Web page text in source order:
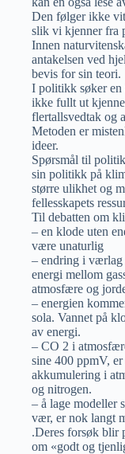
Den følger ikke
slik vi kjenner fra
Innen
antakelsen ved
bevis for sin teori.
I politikk søker en
ikke fullt ut
flertallsvedtak og
Metoden er
ideer.
Spørsmål til
sin politikk på
større ulikhet og
fellesskapets
Til debatten om
– en klode uten
være unaturlig
– endring i værlag
energi mellom
atmosfære og
– energien
sola. Vannet på
av energi.
– CO 2 i
sine 400 ppmV,
akkumulering i
og nitrogen.
– å lage modeller
vær, er nok langt
.Deres forsøk blir
om «godt og